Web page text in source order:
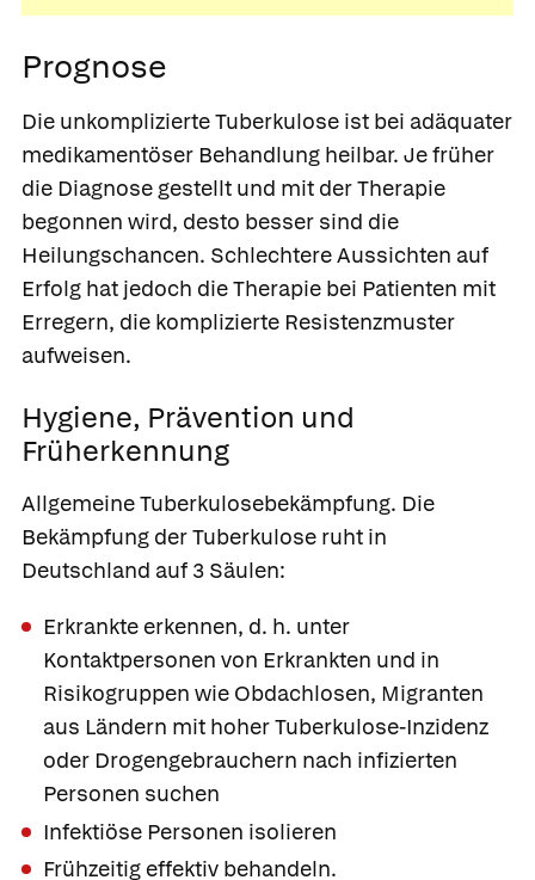
Prognose
Die unkomplizierte Tuberkulose ist bei adäquater
medikamentöser Behandlung heilbar. Je früher
die Diagnose gestellt und mit der Therapie
begonnen wird, desto besser sind die
Heilungschancen. Schlechtere Aussichten auf
Erfolg hat jedoch die Therapie bei Patienten mit
Erregern, die komplizierte Resistenzmuster
aufweisen.
Hygiene, Prävention und
Früherkennung
Allgemeine Tuberkulosebekämpfung. Die
Bekämpfung der Tuberkulose ruht in
Deutschland auf 3 Säulen:
Erkrankte erkennen, d. h. unter
Kontaktpersonen von Erkrankten und in
Risikogruppen wie Obdachlosen, Migranten
aus Ländern mit hoher Tuberkulose-Inzidenz
oder Drogengebrauchern nach infizierten
Personen suchen
Infektiöse Personen isolieren
Frühzeitig effektiv behandeln.